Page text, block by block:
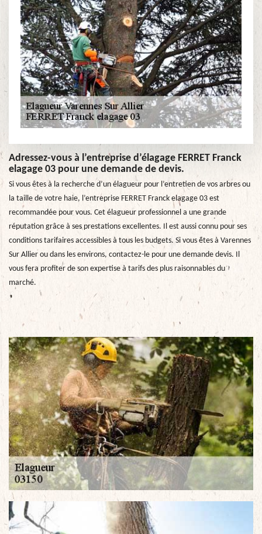
Adressez-vous à l’entreprise d’élagage FERRET Franck
elagage 03 pour une demande de devis.
Si vous êtes à la recherche d’un élagueur pour l’entretien de vos arbres ou
la taille de votre haie, l’entreprise FERRET Franck elagage 03 est
recommandée pour vous. Cet élagueur professionnel a une grande
réputation grâce à ses prestations excellentes. Il est aussi connu pour ses
conditions tarifaires accessibles à tous les budgets. Si vous êtes à Varennes
Sur Allier ou dans les environs, contactez-le pour une demande devis. Il
vous fera profiter de son expertise à tarifs des plus raisonnables du
marché.